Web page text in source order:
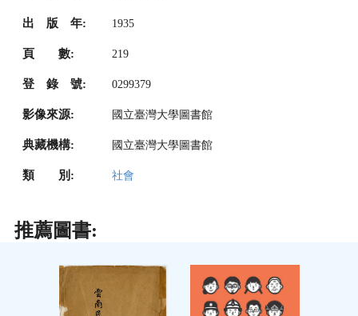
出 版 年: 1935
頁 數: 219
登 錄 號: 0299379
影像來源: 國立臺灣大學圖書館
典藏機構: 國立臺灣大學圖書館
類 別: 社會
推薦圖書: